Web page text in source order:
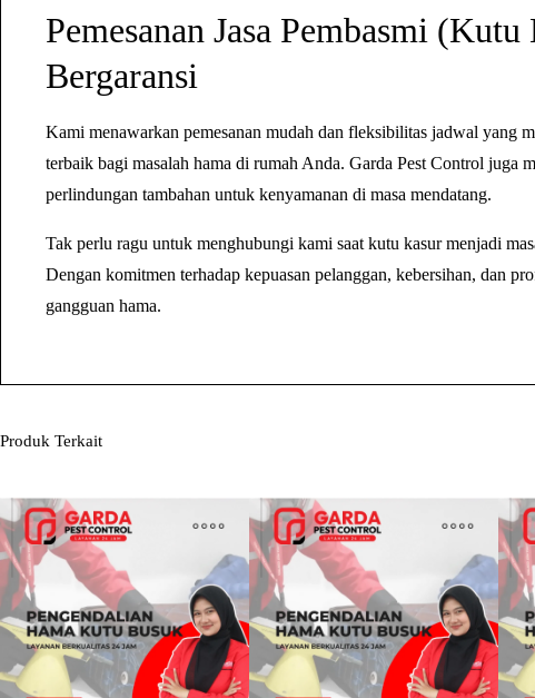
Pemesanan Jasa Pembasmi
Bergaransi
Kami menawarkan pemesanan mudah dan fleksibilitas jadwal yang
terbaik bagi masalah hama di rumah Anda. Garda Pest Control juga
perlindungan tambahan untuk kenyamanan di masa mendatang.
Tak perlu ragu untuk menghubungi kami saat kutu kasur menjadi
Dengan komitmen terhadap kepuasan pelanggan, kebersihan, dan
gangguan hama.
Produk Terkait